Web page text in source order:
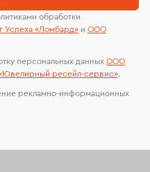
обработки
Успеха «Ломбард» и ООО
персональных данных ООО
ресейл-сервиc».
рекламно-информационных